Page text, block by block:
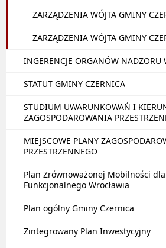
ZARZĄDZENIA WÓJTA GMINY
ZARZĄDZENIA WÓJTA GMINY
INGERENCJE ORGANÓW
STATUT GMINY CZERNICA
STUDIUM UWARUNKOWAŃ I
ZAGOSPODAROWANIA
MIEJSCOWE PLANY
PRZESTRZENNEGO
Plan Zrównoważonej Mobilności
Funkcjonalnego Wrocławia
Plan ogólny Gminy Czernica
Zintegrowany Plan Inwestycyjny